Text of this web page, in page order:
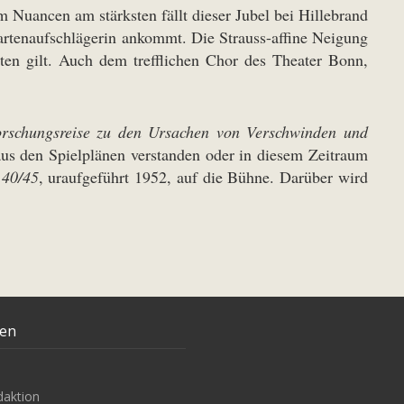
am stärksten fällt dieser Jubel bei Hillebrand
ankommt. Die Strauss-affine Neigung
gilt. Auch dem trefflichen Chor des Theater Bonn,
zu den Ursachen von Verschwinden und
den Spielplänen verstanden oder in diesem Zeitraum
45, uraufgeführt 1952, auf die Bühne. Darüber wird